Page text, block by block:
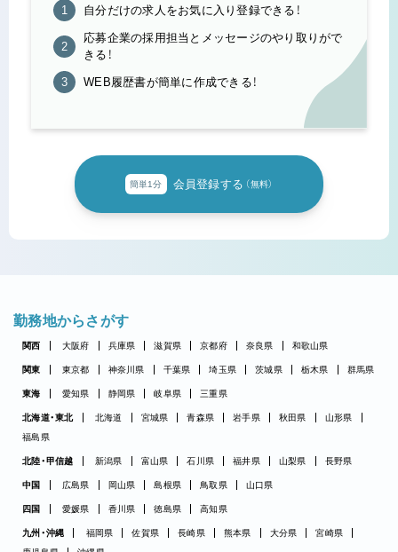
自分だけの求人をお気に入り登録できる！
応募企業の採用担当とメッセージのやり取りがで
きる！
WEB履歴書が簡単に作成できる！
簡単1分 会員登録する （無料）
勤務地からさがす
関西 大阪府 兵庫県 滋賀県 京都府 奈良県 和歌山県
関東 東京都 神奈川県 千葉県 埼玉県 茨城県 栃木県 群馬県
東海 愛知県 静岡県 岐阜県 三重県
北海道・東北 北海道 宮城県 青森県 岩手県 秋田県
山形県
福島県
北陸・甲信越 新潟県 富山県 石川県 福井県 山梨県 長野県
中国 広島県 岡山県 島根県 鳥取県 山口県
四国 愛媛県 香川県 徳島県 高知県
九州・沖縄 福岡県 佐賀県 長崎県 熊本県 大分県
宮崎県